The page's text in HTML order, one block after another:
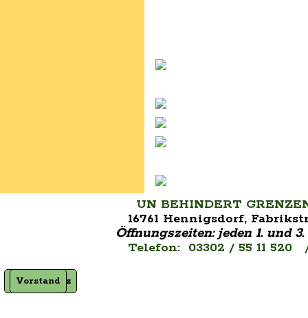
UN BEHINDERT
16761 Hennigsdorf,
Öffnungszeiten:jeden 1. und
Telefon: 03302 / 55 11
Vorstand
Satzung
Impressum
Datenschutz